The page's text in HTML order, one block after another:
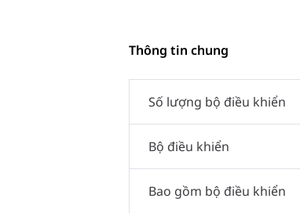
Thông tin chung
Số lượng bộ điều khiển
Bộ điều khiển
Bao gồm bộ điều khiển